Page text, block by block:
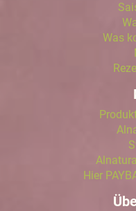
Was
Hier